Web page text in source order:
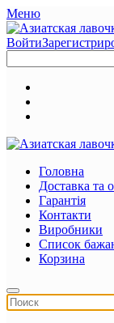
Меню
Войти
Головна
Доставка та
Гарантія
Контакти
Виробники
Список
Корзина